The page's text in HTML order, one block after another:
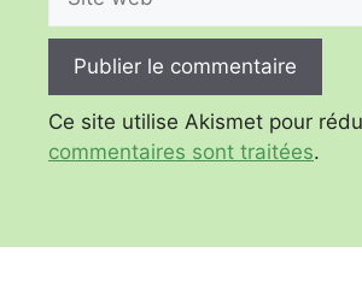
web
Ce site utilise Akismet pour
commentaires sont traitées.